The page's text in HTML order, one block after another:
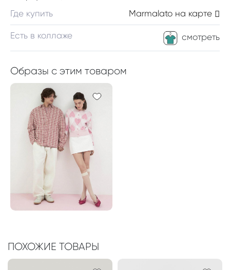
Marmalato на карте
Где купить
смотреть
Есть в коллаже
Образы с этим товаром
ПОХОЖИЕ ТОВАРЫ